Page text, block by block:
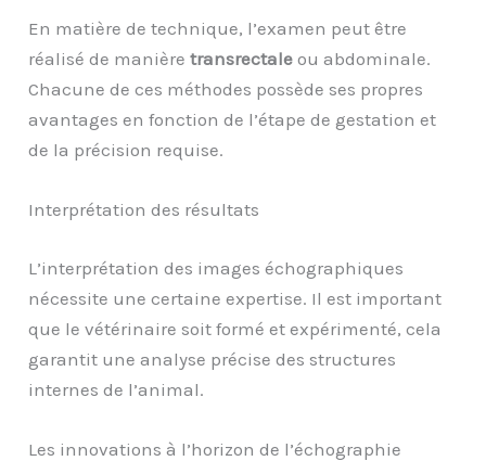
En matière de technique, l’examen peut être
réalisé de manièretransrectale ou abdominale.
Chacune de ces méthodes possède ses propres
avantages en fonction de l’étape de gestation et
de la précision requise.
Interprétation des résultats
L’interprétation des images échographiques
nécessite une certaine expertise. Il est important
que le vétérinaire soit formé et expérimenté, cela
garantit une analyse précise des structures
internes de l’animal.
Les innovations à l’horizon de l’échographie